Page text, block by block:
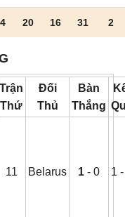
20 16 31 2
Trận
Thứ
Đối
Thủ
Bàn
Thắng
11 Belarus 1 - 0 1